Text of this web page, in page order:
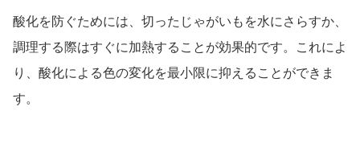
酸化を防ぐためには、切ったじゃがいもを水にさらすか、
調理する際はすぐに加熱することが効果的です。これによ
り、酸化による色の変化を最小限に抑えることができま
す。